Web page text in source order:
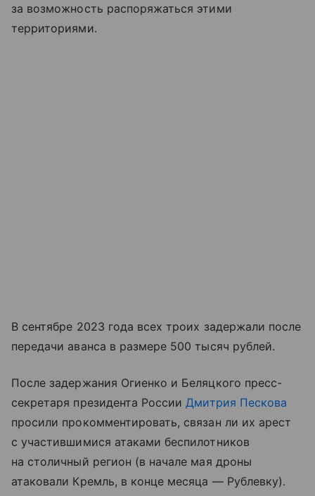
за возможность распоряжаться этими
территориями.
В сентябре 2023 года всех троих задержали после
передачи аванса в размере 500 тысяч рублей.
После задержания Огиенко и Беляцкого пресс-
секретаря президента России Дмитрия Пескова
просили прокомментировать, связан ли их арест
с участившимися атаками беспилотников
на столичный регион (в начале мая дроны
атаковали Кремль, в конце месяца — Рублевку).